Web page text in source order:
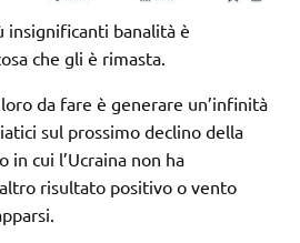
insignificanti banalità è
che gli è rimasta.
loro da fare è generare un’infinità
sul prossimo declino della
in cui l’Ucraina non ha
risultato positivo o vento